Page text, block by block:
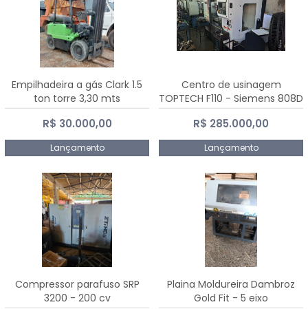
Empilhadeira a gás Clark 1.5
ton torre 3,30 mts
R$ 30.000,00
Lançamento
Centro de usinagem
TOPTECH F110 - Siemens 808D
Advanced
R$ 285.000,00
Lançamento
Compressor parafuso SRP
3200 - 200 cv
Plaina Moldureira Dambroz
Gold Fit - 5 eixo